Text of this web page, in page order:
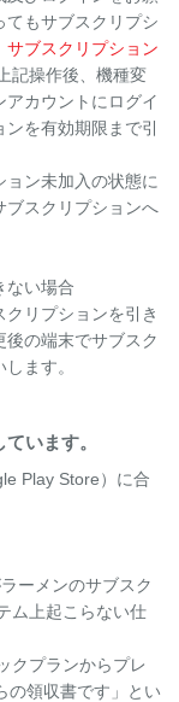
もサブスクリプシ
サブスクリプション
記操作後、機種変
カウントにログイ
を有効期限まで引
ン未加入の状態に
ブスクリプションへ
ない場合
リプションを引き
の端末でサブスク
ます。
います。
Play Store）に合
ーメンのサブスク
ム上起こらない仕
クプランからプレ
の領収書です」とい